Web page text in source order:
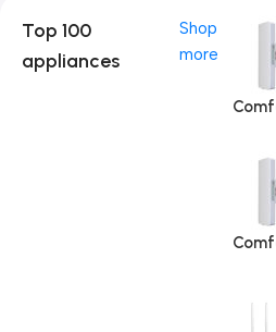
Top 100
appliances
Shop
more